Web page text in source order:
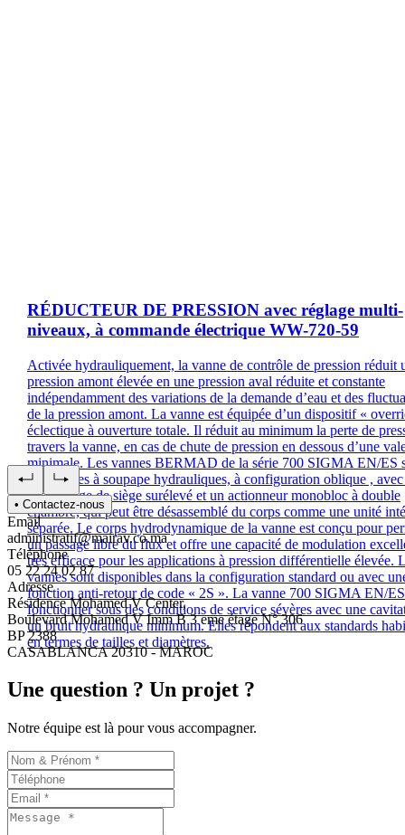
RÉDUCTEUR DE PRESSION avec réglage multi-
niveaux, à commande électrique WW-720-59
Activée hydrauliquement, la vanne de contrôle de pression réduit
pression amont élevée en une pression aval réduite et constante
indépendamment des variations de la demande d’eau et des
de la pression amont. La vanne est équipée d’un dispositif «
éclectique à ouverture totale. Il réduit au minimum la perte de
travers la vanne, en cas de chute de pression en dessous d’une
minimale. Les vannes BERMAD de la série 700 SIGMA EN/ES
des vannes à soupape hydrauliques, à configuration oblique ,
assemblage de siège surélevé et un actionneur monobloc à double
chambre, qui peut être désassemblé du corps comme une unité
séparée. Le corps hydrodynamique de la vanne est conçu pour
un passage libre du flux et offre une capacité de modulation
très efficace pour les applications à pression différentielle élevée.
vannes sont disponibles dans la configuration standard ou avec
fonction anti-retour de code « 2S ». La vanne 700 SIGMA EN/
fonctionner sous des conditions de service sévères avec une
un bruit hydraulique minimum. Elles répondent aux standards
en termes de tailles et diamètres.
• Contactez-nous
Email
administratif@mairav.co.ma
Téléphone
05 22 24 02 87
Adresse
Résidence Mohamed V Center,
Boulevard Mohamed V Imm B 3 eme étage N° 306
BP 2388
CASABLANCA 20310 - MAROC
Une question ? Un projet ?
Notre équipe est là pour vous accompagner.